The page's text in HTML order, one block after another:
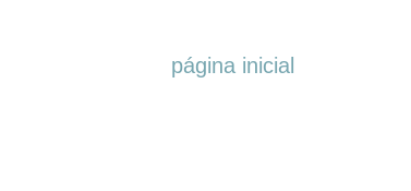
página inicial